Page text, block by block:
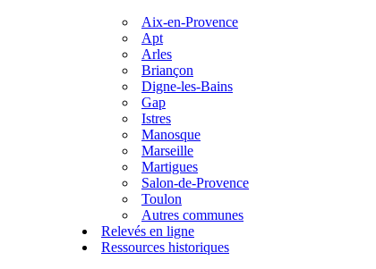
Aix-en-Provence
Apt
Arles
Briançon
Digne-les-Bains
Gap
Istres
Manosque
Marseille
Martigues
Salon-de-Provence
Toulon
Autres communes
Relevés en ligne
Ressources historiques